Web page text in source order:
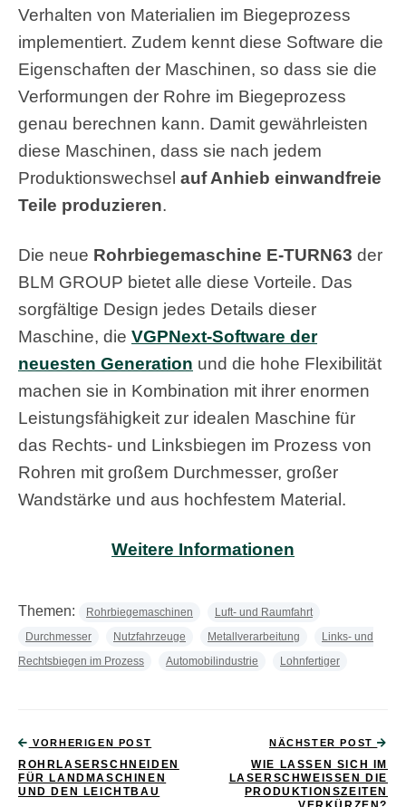
Verhalten von Materialien im Biegeprozess
implementiert. Zudem kennt diese Software die
Eigenschaften der Maschinen, so dass sie die
Verformungen der Rohre im Biegeprozess
genau berechnen kann. Damit gewährleisten
diese Maschinen, dass sie nach jedem
Produktionswechsel auf Anhieb einwandfreie
Teile produzieren.
Die neue Rohrbiegemaschine E-TURN63 der
BLM GROUP bietet alle diese Vorteile. Das
sorgfältige Design jedes Details dieser
Maschine, die VGPNext-Software der
neuesten Generation und die hohe Flexibilität
machen sie in Kombination mit ihrer enormen
Leistungsfähigkeit zur idealen Maschine für
das Rechts- und Linksbiegen im Prozess von
Rohren mit großem Durchmesser, großer
Wandstärke und aus hochfestem Material.
Weitere Informationen
Themen: Rohrbiegemaschinen
Luft- und Raumfahrt
Durchmesser
Nutzfahrzeuge Metallverarbeitung
Links- und
Rechtsbiegen im Prozess
Automobilindustrie Lohnfertiger
VORHERIGEN POST
ROHRLASERSCHNEIDEN
FÜR LANDMASCHINEN
UND DEN LEICHTBAU
NÄCHSTER POST
WIE LASSEN SICH IM
LASERSCHWEISSEN DIE P
RODUKTIONSZEITEN V